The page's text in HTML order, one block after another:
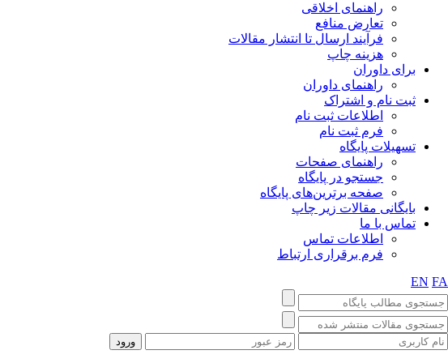
راهنمای اخلاقی
تعارض منافع
فرآیند ارسال تا انتشار مقالات
هزینه چاپ
برای داوران
راهنمای داوران
ثبت نام و اشتراک
اطلاعات ثبت نام
فرم ثبت نام
تسهیلات پایگاه
راهنمای صفحات
جستجو در پایگاه
صفحه برترین‌های پایگاه
بایگانی مقالات زیر چاپ
تماس با ما
اطلاعات تماس
فرم برقراری ارتباط
EN FA